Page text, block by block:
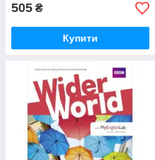
505 ₴
Купити